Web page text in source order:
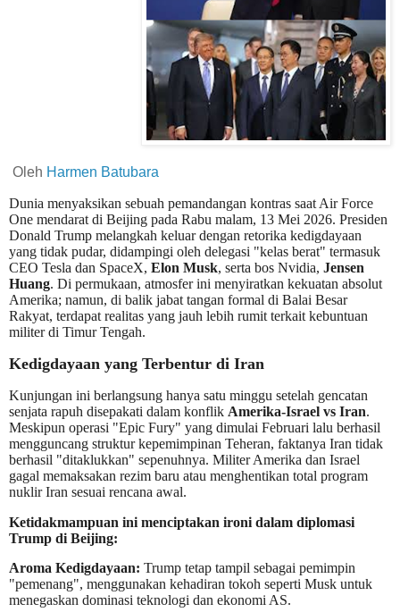
Oleh Harmen Batubara
Dunia menyaksikan sebuah pemandangan kontras saat Air Force
One mendarat di Beijing pada Rabu malam, 13 Mei 2026. Presiden
Donald Trump melangkah keluar dengan retorika kedigdayaan
yang tidak pudar, didampingi oleh delegasi "kelas berat" termasuk
CEO Tesla dan SpaceX, Elon Musk, serta bos Nvidia, Jensen
Huang. Di permukaan, atmosfer ini menyiratkan kekuatan absolut
Amerika; namun, di balik jabat tangan formal di Balai Besar
Rakyat, terdapat realitas yang jauh lebih rumit terkait kebuntuan
militer di Timur Tengah.
Kedigdayaan yang Terbentur di Iran
Kunjungan ini berlangsung hanya satu minggu setelah gencatan
senjata rapuh disepakati dalam konflik Amerika-Israel vs Iran.
Meskipun operasi "Epic Fury" yang dimulai Februari lalu berhasil
mengguncang struktur kepemimpinan Teheran, faktanya Iran tidak
berhasil "ditaklukkan" sepenuhnya. Militer Amerika dan Israel
gagal memaksakan rezim baru atau menghentikan total program
nuklir Iran sesuai rencana awal.
Ketidakmampuan ini menciptakan ironi dalam diplomasi
Trump di Beijing:
Aroma Kedigdayaan: Trump tetap tampil sebagai pemimpin
"pemenang", menggunakan kehadiran tokoh seperti Musk untuk
menegaskan dominasi teknologi dan ekonomi AS.